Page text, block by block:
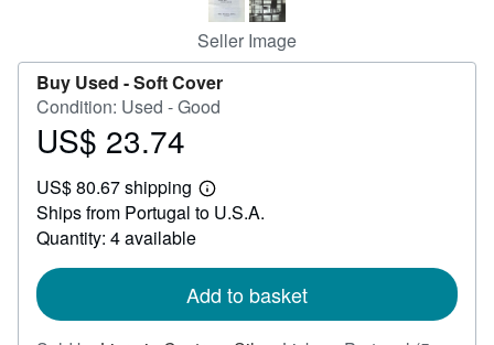
Seller Image
Buy Used -Soft Cover
Condition: Used - Good
Price
23.74
US$ 23.74
US$ 80.67 shipping
Learn
more
Ships from Portugal to U.S.A.
Quantity: 4 available
Add to basket